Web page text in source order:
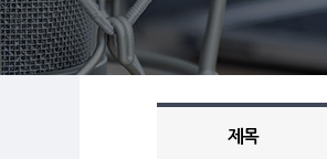
제목